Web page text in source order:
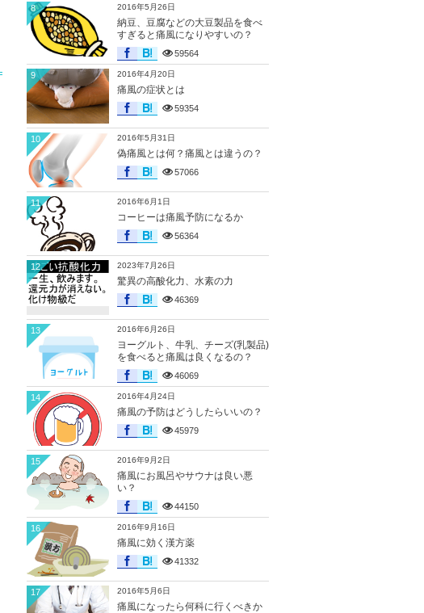
2016年5月26日
納豆、豆腐などの大豆製品を食べ
すぎると痛風になりやすいの？
59564
8
2016年4月20日
痛風の症状とは
59354
9
2016年5月31日
偽痛風とは何？痛風とは違うの？
57066
10
2016年6月1日
コーヒーは痛風予防になるか
56364
11
2023年7月26日
驚異の高酸化力、水素の力
46369
12
2016年6月26日
ヨーグルト、牛乳、チーズ(乳製品)
を食べると痛風は良くなるの？
46069
13
2016年4月24日
痛風の予防はどうしたらいいの？
45979
14
2016年9月2日
痛風にお風呂やサウナは良い悪
い？
44150
15
2016年9月16日
痛風に効く漢方薬
41332
16
2016年5月6日
痛風になったら何科に行くべきか
17